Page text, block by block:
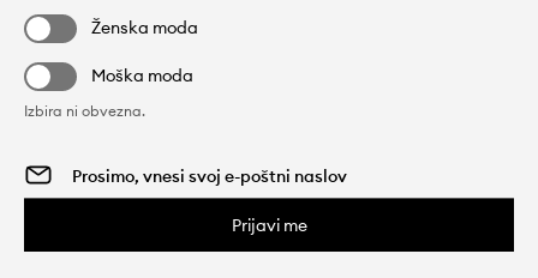
Ženska moda
Moška moda
Izbira ni obvezna.
Prijavi me